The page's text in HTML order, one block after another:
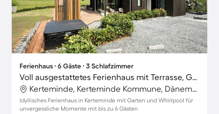
Ferienhaus ∙ 6 Gäste ∙ 3 Schlafzimmer
Voll ausgestattetes Ferienhaus mit Terrasse, Garten und Grill | Naturblick
Kerteminde, Kerteminde Kommune, Dänemark
Idyllisches Ferienhaus in Kerteminde mit Garten und Whirlpool für
unvergessliche Momente mit bis zu 6 Gästen